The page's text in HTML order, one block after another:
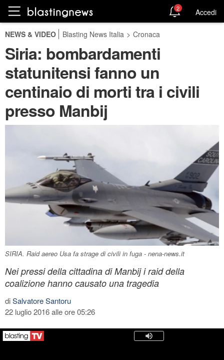
2 Accedi
NEWS & VIDEO Blasting News Italia > Cronaca
Siria: bombardamenti
statunitensi fanno un
centinaio di morti tra i civili
presso Manbij
SIRIA. Raid aereo Usa fa strage di civili in fuga - nena-news.it
Nei pressi della cittadina di Manbij i raid della
coalizione hanno causato una tragedia
diSalvatore Santoru
22 luglio 2016 alle ore 05:26